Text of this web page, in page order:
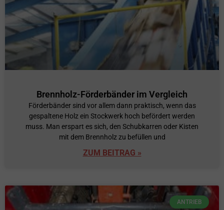
Brennholz-Förderbänder im Vergleich
Förderbänder sind vor allem dann praktisch, wenn das
gespaltene Holz ein Stockwerk hoch befördert werden
muss. Man erspart es sich, den Schubkarren oder Kisten
mit dem Brennholz zu befüllen und
ZUM BEITRAG »
ANTRIEB